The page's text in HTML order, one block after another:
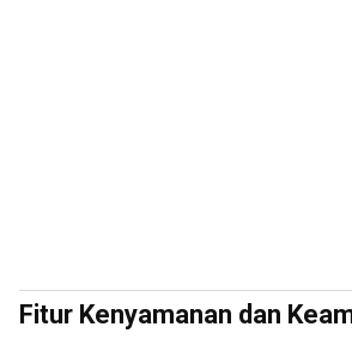
Fitur Kenyamanan dan